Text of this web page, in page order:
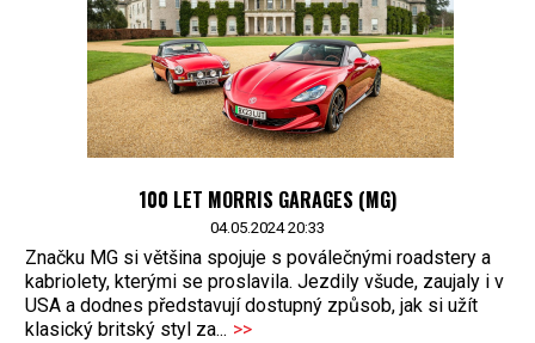
100 LET MORRIS GARAGES (MG)
04.05.2024 20:33
Značku MG si většina spojuje s poválečnými roadstery a
kabriolety, kterými se proslavila. Jezdily všude, zaujaly i v
USA a dodnes představují dostupný způsob, jak si užít
klasický britský styl za... >>